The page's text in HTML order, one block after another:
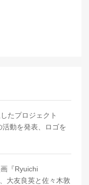
たプロジェクト
活動を発表、ロゴを
『Ryuichi
大友良英と佐々木敦